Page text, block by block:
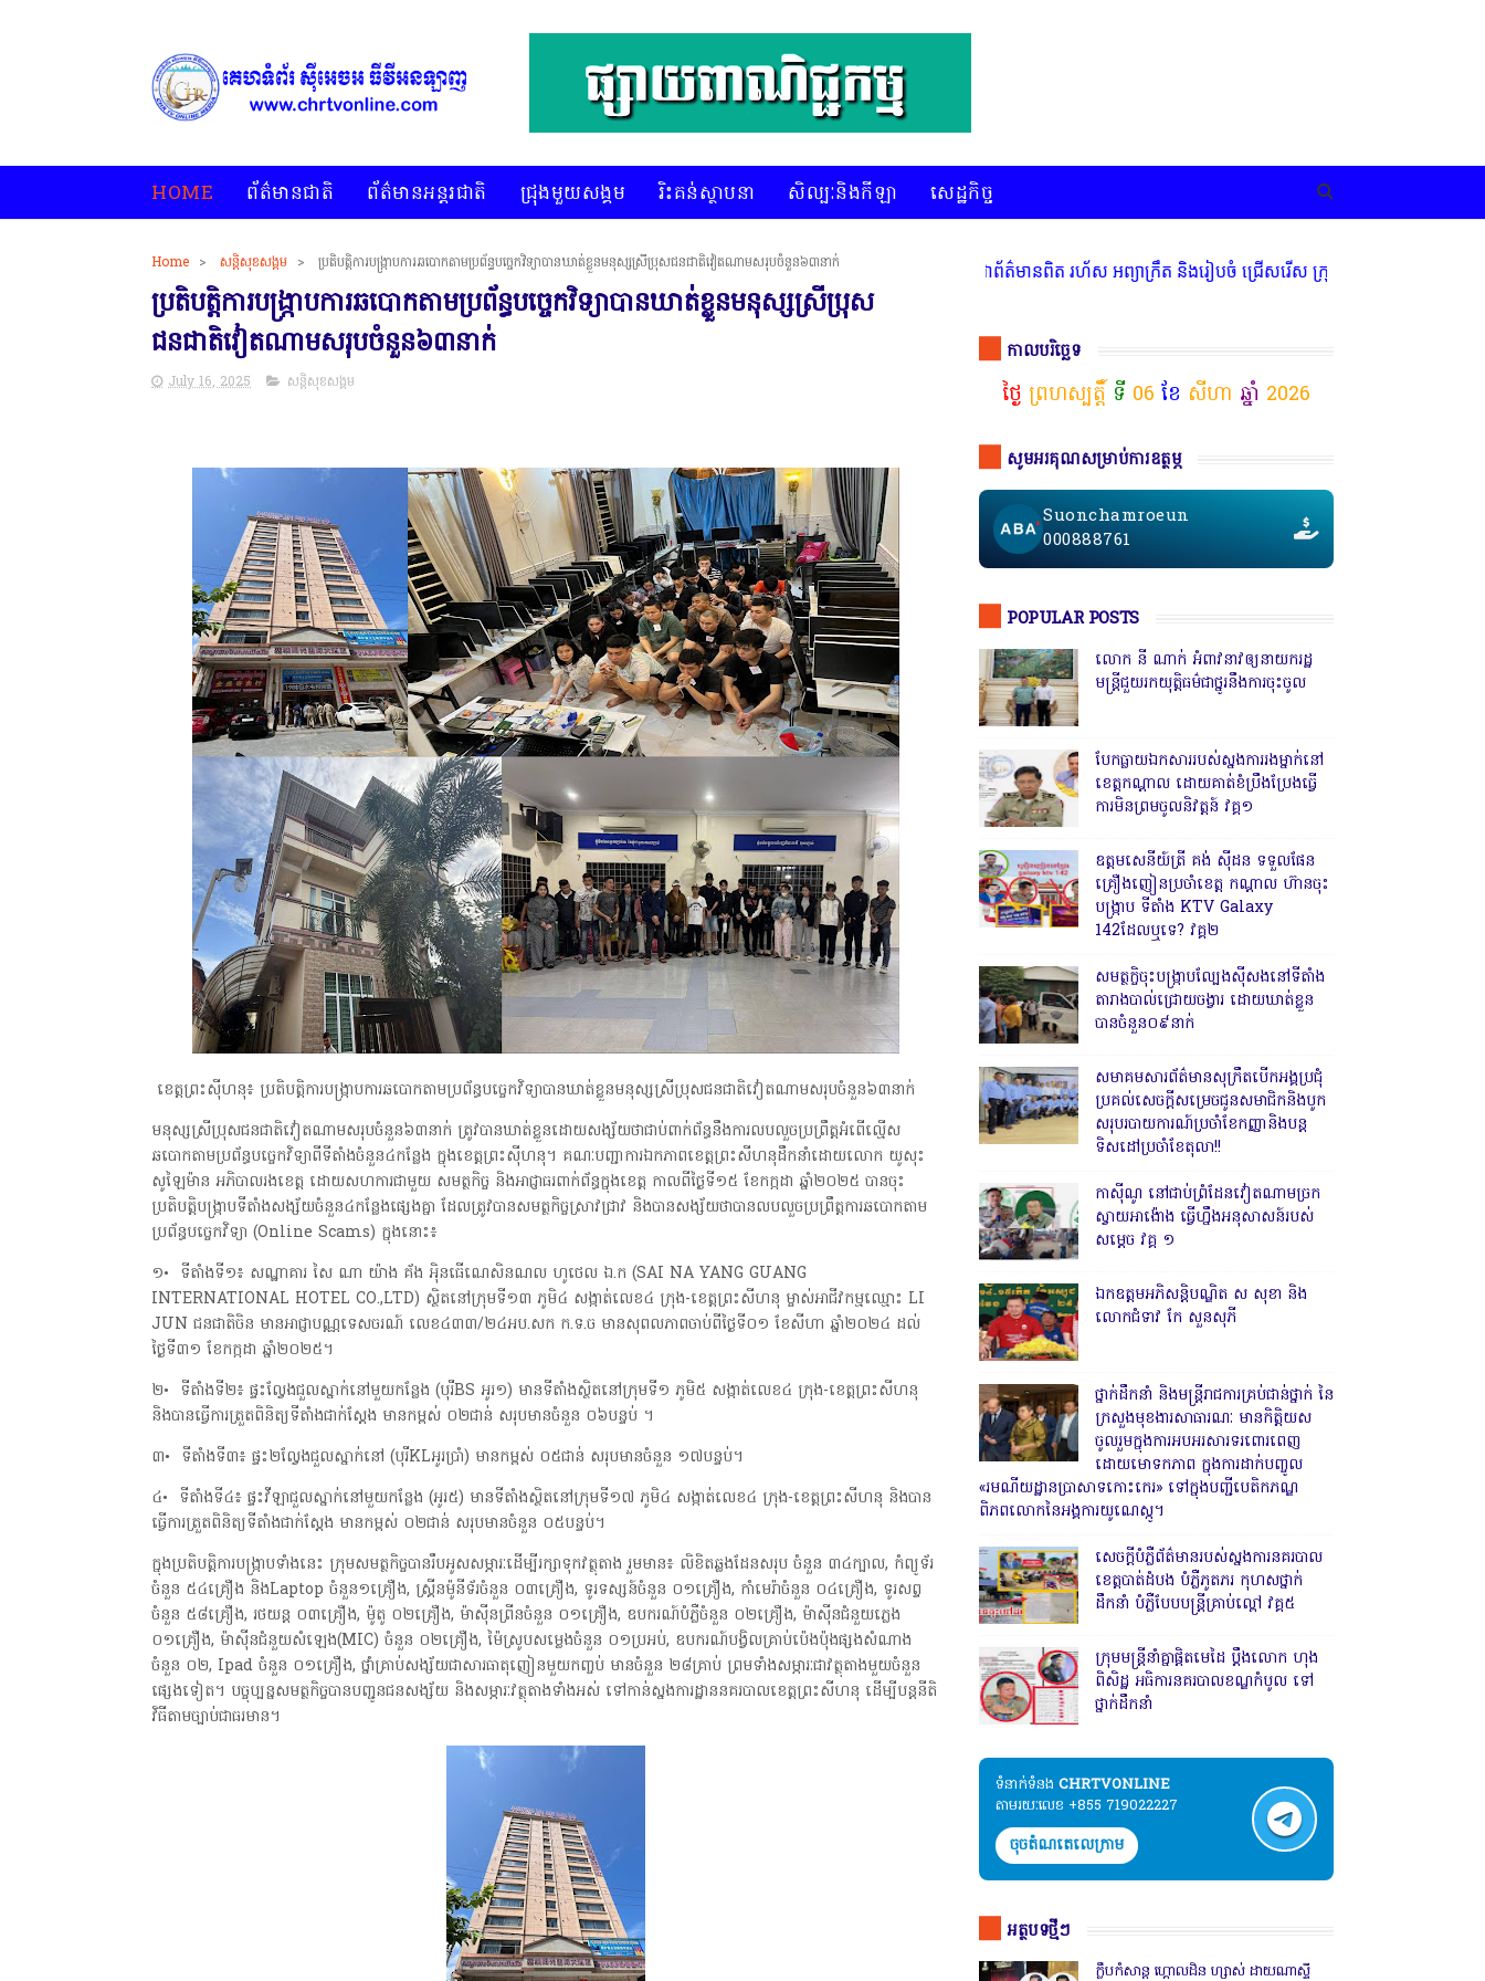
HOME ព័ត៌មានជាតិ ព័ត៌មានអន្តរជាតិ ជ្រុងមួយសង្គម រិះគន់ស្ថាបនា សិល្បៈនិងកីឡា សេដ្ឋកិច្ច
Home > សន្តិសុខសង្គម > ប្រតិបត្តិការបង្រ្កាបការឆបោកតាមប្រព័ន្ធបច្ចេកវិទ្យាបានឃាត់ខ្លួនមនុស្សស្រីប្រុសជនជាតិវៀតណាមសរុបចំនួន៦៣នាក់
ប្រតិបត្តិការបង្រ្កាបការឆបោកតាមប្រព័ន្ធបច្ចេកវិទ្យាបានឃាត់ខ្លួនមនុស្សស្រីប្រុស
ជនជាតិវៀតណាមសរុបចំនួន៦៣នាក់
July 16, 2025 សន្តិសុខសង្គម
ខេត្តព្រះស៊ីហនុ៖ ប្រតិបត្តិការបង្រ្កាបការឆបោកតាមប្រព័ន្ធបច្ចេកវិទ្យាបានឃាត់ខ្លួនមនុស្សស្រីប្រុសជនជាតិវៀតណាមសរុបចំនួន៦៣នាក់
មនុស្សស្រីប្រុសជនជាតិវៀតណាមសរុបចំនួន៦៣នាក់ ត្រូវបានឃាត់ខ្លួនដោយសង្ស័យថាជាប់ពាក់ព័ន្ធនឹងការលបលួចប្រព្រឹត្តអំពើល្មើស
ឆបោកតាមប្រព័ន្ធបច្ចេកវិទ្យាពីទីតាំងចំនួន៤កន្លែង ក្នុងខេត្តព្រះស៊ីហនុ។ គណៈបញ្ជាការឯកភាពខេត្តព្រះសីហនុដឹកនាំដោយលោក យូសុះ
សូឡៃម៉ាន អភិបាលរងខេត្ត ដោយសហការជាមួយ សមត្ថកិច្ច និងអាជ្ញាធរពាក់ព័ន្ធក្នុងខេត្ត កាលពីថ្ងៃទី១៥ ខែកក្កដា ឆ្នាំ២០២៥ បានចុះ
ប្រតិបត្តិបង្ក្រាបទីតាំងសង្ស័យចំនួន៤កន្លែងផ្សេងគ្នា ដែលត្រូវបានសមត្ថកិច្ចស្រាវជ្រាវ និងបានសង្ស័យថាបានលបលួចប្រព្រឹត្តការឆបោកតាម
ប្រព័ន្ធបច្ចេកវិទ្យា (Online Scams) ក្នុងនោះ៖
១• ទីតាំងទី១៖ សណ្ឋាគារ សៃ ណា យ៉ាង គ័ង អ៉ិនធើណេសិនណល ហូថេល ឯ.ក (SAI NA YANG GUANG
INTERNATIONAL HOTEL CO.,LTD) ស្ថិតនៅក្រុមទី១៣ ភូមិ៤ សង្កាត់លេខ៤ ក្រុង-ខេត្តព្រះសីហនុ ម្ចាស់អាជីវកម្មឈ្មោះ LI
JUN ជនជាតិចិន មានអាជ្ញាបណ្ណទេសចរណ៍ លេខ៤៣៣/២៤អប.សក ក.ទ.ច មានសុពលភាពចាប់ពីថ្ងៃទី០១ ខែសីហា ឆ្នាំ២០២៤ ដល់
ថ្ងៃទី៣១ ខែកក្កដា ឆ្នាំ២០២៥។
២• ទីតាំងទី២៖ ផ្ទះល្វែងជួលស្នាក់នៅមួយកន្លែង (បុរីBS អូរ១) មានទីតាំងស្ថិតនៅក្រុមទី១ ភូមិ៥ សង្កាត់លេខ៤ ក្រុង-ខេត្តព្រះសីហនុ
និងបានធ្វើការត្រួតពិនិត្យទីតាំងជាក់ស្តែង មានកម្ពស់ ០២ជាន់ សរុបមានចំនួន ០៦បន្ទប់ ។
៣• ទីតាំងទី៣៖ ផ្ទះ២ល្វែងជួលស្នាក់នៅ (បុរីKLអូរប្រាំ) មានកម្ពស់ ០៥ជាន់ សរុបមានចំនួន ១៧បន្ទប់។
៤• ទីតាំងទី៤៖ ផ្ទះវីឡាជួលស្នាក់នៅមួយកន្លែង (អូរ៥) មានទីតាំងស្ថិតនៅក្រុមទី១៧ ភូមិ៤ សង្កាត់លេខ៤ ក្រុង-ខេត្តព្រះសីហនុ និងបាន
ធ្វើការត្រួតពិនិត្យទីតាំងជាក់ស្តែង មានកម្ពស់ ០២ជាន់ សរុបមានចំនួន ០៥បន្ទប់។
ក្នុងប្រតិបត្តិការបង្រ្កាបទាំងនេះ ក្រុមសមត្ថកិច្ចបានរឹបអូសសម្ភារៈដើម្បីរក្សាទុកវត្ថុតាង រួមមាន៖ លិខិតឆ្លងដែនសរុប ចំនួន ៣៤ក្បាល, កំព្យូទ័រ
ចំនួន ៥៤គ្រឿង និងLaptop ចំនួន១គ្រឿង, ស្គ្រីនម៉ូនីទ័រចំនួន ០៣គ្រឿង, ទូរទស្សន៍ចំនួន ០១គ្រឿង, កាំមេរ៉ាចំនួន ០៤គ្រឿង, ទូរសព្ទ
ចំនួន ៥៨គ្រឿង, រថយន្ត ០៣គ្រឿង, ម៉ូតូ ០២គ្រឿង, ម៉ាស៊ីនព្រីនចំនួន ០១គ្រឿង, ឧបករណ៍បំភ្លឺចំនួន ០២គ្រឿង, ម៉ាស៊ីនជំនួយភ្លេង
០១គ្រឿង, ម៉ាស៊ីនជំនួយសំឡេង(MIC) ចំនួន ០២គ្រឿង, ម៉ៃស្រូបសម្លេងចំនួន ០១ប្រអប់, ឧបករណ៍បង្វិលគ្រាប់ប៉េងប៉ុងផ្សងសំណាង
ចំនួន ០២, Ipad ចំនួន ០១គ្រឿង, ថ្នាំគ្រាប់សង្ស័យជាសារធាតុញៀនមួយកញ្ចប់ មានចំនួន ២៨គ្រាប់ ព្រមទាំងសម្ភារៈជាវត្ថុតាងមួយចំនួន
ផ្សេងទៀត។ បច្ចុប្បន្នសមត្ថកិច្ចបានបញ្ជូនជនសង្ស័យ និងសម្ភារៈវត្ថុតាងទាំងអស់ ទៅកាន់ស្នងការដ្ឋាននគរបាលខេត្តព្រះសីហនុ ដើម្បីបន្តនីតិ
វិធីតាមច្បាប់ជាធរមាន។
* គេហទំព័រ ស៊ីអេចអធីវីអនឡាញ ជាព័ត៌មានពិត រហ័ស អព្យាក្រឹត និងរៀបចំ ជ្រើសរើស ក្រុមការងារ នៅតាមបណ្តាលរាជធានី ខេ
កាលបរិច្ឆេទ
ថ្ងៃ ព្រហស្បត្តិ៍ ទី 06 ខែ សីហា ឆ្នាំ 2026
សូមអរគុណសម្រាប់ការឧត្ថម្ភ
Suonchamroeun
000888761
POPULAR POSTS
លោក នី ណាក់ អំពាវនាវឲ្យនាយករដ្ឋ
មន្ត្រីជួយរកយុត្តិធម៌ជាថ្នូរនឹងការចុះចូល
បែកធ្លាយឯកសាររបស់ស្នងការរងម្នាក់នៅ
ខេត្តកណ្ដាល ដោយគាត់ខំប្រឹងប្រែងធ្វើ
ការមិនព្រមចូលនិវត្តន៍ វគ្គ១
ឧត្តមសេនីយ៍ត្រី គង់ ស៊ីដន ទទួលផែន
គ្រឿងញៀនប្រចាំខេត្ត កណ្តាល ហ៊ានចុះ
បង្ក្រាប ទីតាំង KTV Galaxy
142ដែលឬទេ? វគ្គ២
សមត្ថកិ្ចចុះបង្ក្រាបល្បែងស៊ីសងនៅទីតាំង
តារាងបាល់ជ្រោយចង្វារ ដោយឃាត់ខ្លួន
បានចំនួន០៩នាក់
សមាគមសារព័ត៌មានសុក្រឹតបើកអង្គប្រជុំ
ប្រគល់សេចក្តីសម្រេចជូនសមាជិកនិងបូក
សរុបរបាយការណ៍ប្រចាំខែកញ្ញានិងបន្ត
ទិសដៅប្រចាំខែតុលា!!
កាសុីណូ នៅជាប់ព្រំដែនវៀតណាមច្រក
ស្វាយអាង៉ោង ធ្វើហ្នឹងអនុសាសន៍របស់
សម្ដេច វគ្គ ១
ឯកឧត្តមអភិសន្តិបណ្ឌិត ស សុខា និង
លោកជំទាវ កែ សួនសុភី
ថ្នាក់ដឹកនាំ និងមន្ត្រីរាជការគ្រប់ជាន់ថ្នាក់ នៃ
ក្រសួងមុខងារសាធារណៈ មានកិត្តិយស
ចូលរួមក្នុងការអបអរសារទរពោរពេញ
ដោយមោទកភាព ក្នុងការដាក់បញ្ចូល
«រមណីយដ្ឋានប្រាសាទកោះកេរ» ទៅក្នុងបញ្ជីបេតិកភណ្ឌ
ពិភពលោកនៃអង្គការយូណេស្កូ។
សេចក្តីបំភ្លឺព័ត៌មានរបស់ស្នងការនគរបាល
ខេត្តបាត់ដំបង បំភ្លឺភូតភរ កុហសថ្នាក់
ដឹកនាំ បំភ្លឺបែបបន្ត្រីគ្រាប់ល្ពៅ វគ្គ៥
ក្រុមមន្ត្រីនាំគ្នាផ្ដិតមេដៃ ប្ដឹងលោក ហុង
ពិសិដ្ឋ អធិការនគរបាលខណ្ឌកំបូល ទៅ
ថ្នាក់ដឹកនាំ
ទំនាក់ទំនង​​ CHRTVONLINE
តាមរយៈលេខ +855 719022227
ចុចតំណតេលេក្រាម
អត្ថបទថ្មីៗ
ក្លឹបកំសាន្ត ហ្គោលដិន ហ្សាស់ ដាយណាស្ទី